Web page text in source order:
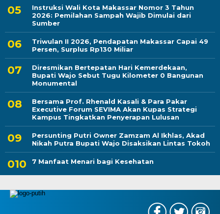
Instruksi Wali Kota Makassar Nomor 3 Tahun
2026: Pemilahan Sampah Wajib Dimulai dari
Sumber
Triwulan II 2026, Pendapatan Makassar Capai 49
Persen, Surplus Rp130 Miliar
Diresmikan Bertepatan Hari Kemerdekaan,
Bupati Wajo Sebut Tugu Kilometer 0 Bangunan
Monumental
Bersama Prof. Rhenald Kasali & Para Pakar
Executive Forum SEVIMA Akan Kupas Strategi
Kampus Tingkatkan Penyerapan Lulusan
Persunting Putri Owner Zamzam Al Ikhlas, Akad
Nikah Putra Bupati Wajo Disaksikan Lintas Tokoh
7 Manfaat Menari bagi Kesehatan